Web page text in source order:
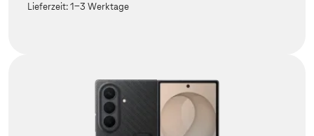
Lieferzeit:1-3 Werktage